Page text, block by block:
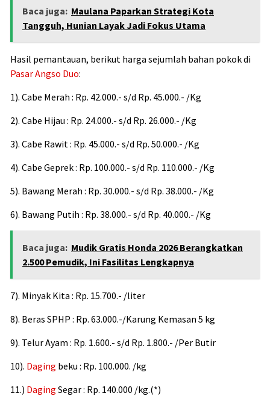
Baca juga: Maulana Paparkan Strategi Kota
Tangguh, Hunian Layak Jadi Fokus Utama
Hasil pemantauan, berikut harga sejumlah bahan pokok di
Pasar Angso Duo:
1). Cabe Merah : Rp. 42.000.- s/d Rp. 45.000.- /Kg
2). Cabe Hijau : Rp. 24.000.- s/d Rp. 26.000.- /Kg
3). Cabe Rawit : Rp. 45.000.- s/d Rp. 50.000.- /Kg
4). Cabe Geprek : Rp. 100.000.- s/d Rp. 110.000.- /Kg
5). Bawang Merah : Rp. 30.000.- s/d Rp. 38.000.- /Kg
6). Bawang Putih : Rp. 38.000.- s/d Rp. 40.000.- /Kg
Baca juga: Mudik Gratis Honda 2026 Berangkatkan
2.500 Pemudik, Ini Fasilitas Lengkapnya
7). Minyak Kita : Rp. 15.700.- /liter
8). Beras SPHP : Rp. 63.000.-/Karung Kemasan 5 kg
9). Telur Ayam : Rp. 1.600.- s/d Rp. 1.800.- /Per Butir
10). Daging beku : Rp. 100.000. /kg
11.) Daging Segar : Rp. 140.000 /kg.(*)